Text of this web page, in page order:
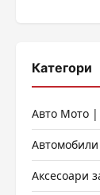
Категори
Авто Мото
Автомобили
Аксесоари